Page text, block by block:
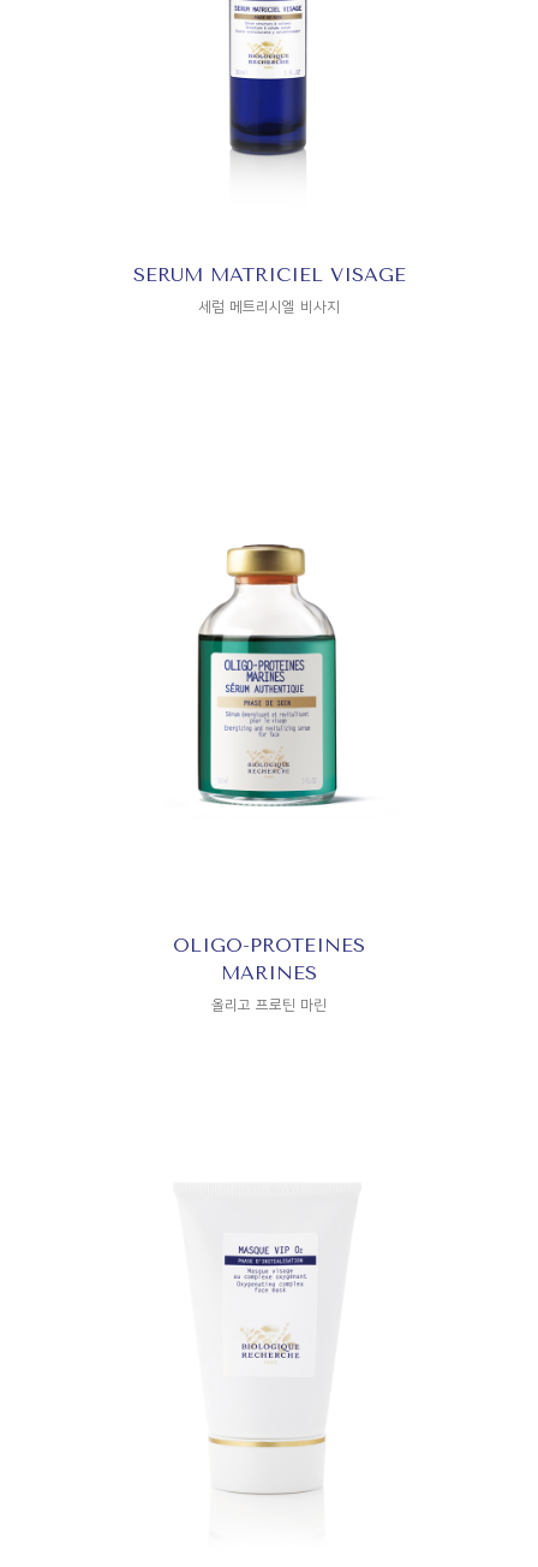
SERUM MATRICIEL VISAGE
세럼 메트리시엘 비사지
OLIGO-PROTEINES
MARINES
올리고 프로틴 마린